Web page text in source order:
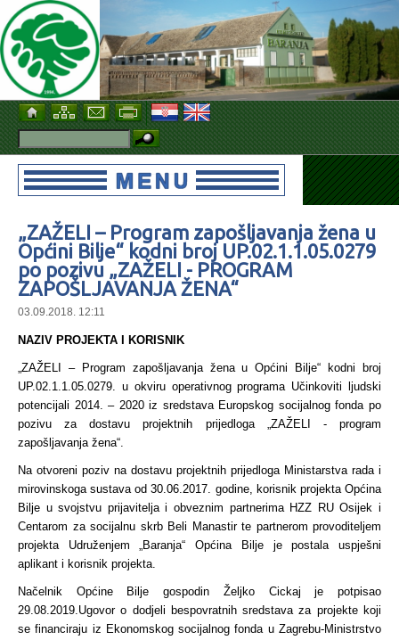
„ZAŽELI – Program zapošljavanja žena u
Općini Bilje“ kodni broj UP.02.1.1.05.0279
po pozivu „ZAŽELI - PROGRAM
ZAPOŠLJAVANJA ŽENA“
03.09.2018. 12:11
NAZIV PROJEKTA I KORISNIK
„ZAŽELI – Program zapošljavanja žena u Općini Bilje“ kodni broj
UP.02.1.1.05.0279. u okviru operativnog programa Učinkoviti ljudski
potencijali 2014. – 2020 iz sredstava Europskog socijalnog fonda po
pozivu za dostavu projektnih prijedloga „ZAŽELI - program
zapošljavanja žena“.
Na otvoreni poziv na dostavu projektnih prijedloga Ministarstva rada i
mirovinskoga sustava od 30.06.2017. godine, korisnik projekta Općina
Bilje u svojstvu prijavitelja i obveznim partnerima HZZ RU Osijek i
Centarom za socijalnu skrb Beli Manastir te partnerom provoditeljem
projekta Udruženjem „Baranja“ Općina Bilje je postala uspješni
aplikant i korisnik projekta.
Načelnik Općine Bilje gospodin Željko Cickaj je potpisao
29.08.2019.Ugovor o dodjeli bespovratnih sredstava za projekte koji
se financiraju iz Ekonomskog socijalnog fonda u Zagrebu-Ministrstvo